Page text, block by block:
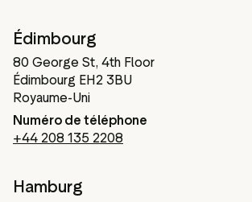
Édimbourg
80 George St, 4th Floor
Édimbourg EH2 3BU
Royaume-Uni
Numéro de téléphone
+44 208 135 2208
Hamburg